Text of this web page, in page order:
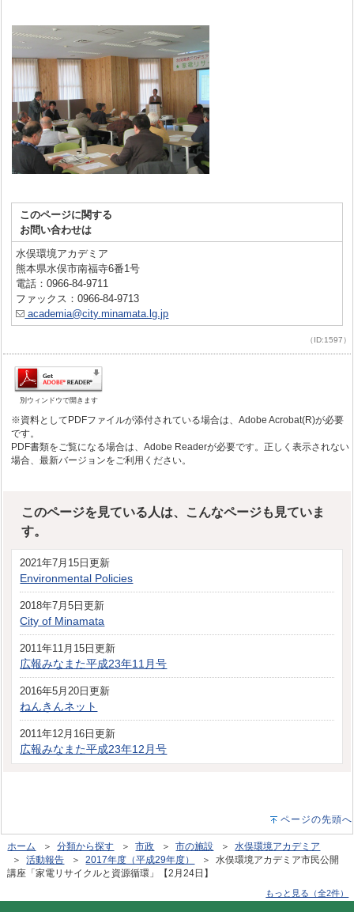
このページに関する
お問い合わせは
水俣環境アカデミア
熊本県水俣市南福寺6番1号
電話：0966-84-9711
ファックス：0966-84-9713
academia@city.minamata.lg.jp
（ID:1597）
別ウィンドウで開きます
※資料としてPDFファイルが添付されている場合は、Adobe Acrobat(R)が必要
です。
PDF書類をご覧になる場合は、Adobe Readerが必要です。正しく表示されない
場合、最新バージョンをご利用ください。
このページを見ている人は、こんなページも見ていま
す。
2021年7月15日更新
Environmental Policies
2018年7月5日更新
City of Minamata
2011年11月15日更新
広報みなまた平成23年11月号
2016年5月20日更新
ねんきんネット
2011年12月16日更新
広報みなまた平成23年12月号
ページの先頭へ
ホーム ＞分類から探す ＞市政 ＞市の施設 ＞水俣環境アカデミア
＞活動報告 ＞2017年度（平成29年度）
＞ 水俣環境アカデミア市民公開
講座「家電リサイクルと資源循環」【2月24日】
もっと見る（全2件）